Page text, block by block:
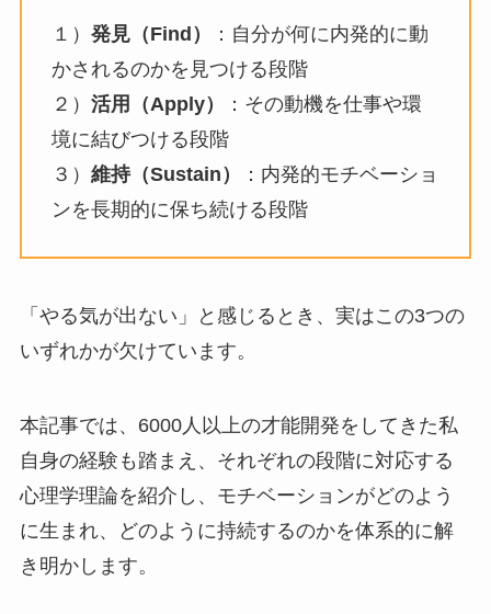
１） 発見（Find）
：自分が何に内発的に動
かされるのかを見つける段階
２） 活用（Apply）
：その動機を仕事や環
境に結びつける段階
３） 維持（Sustain）
：内発的モチベーショ
ンを長期的に保ち続ける段階
「やる気が出ない」と感じるとき、実はこの3つの
いずれかが欠けています。
本記事では、6000人以上の才能開発をしてきた私
自身の経験も踏まえ、それぞれの段階に対応する
心理学理論を紹介し、モチベーションがどのよう
に生まれ、どのように持続するのかを体系的に解
き明かします。